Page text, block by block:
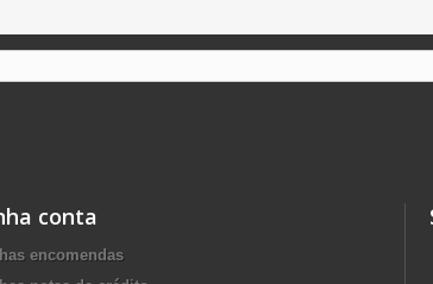
conta
encomendas